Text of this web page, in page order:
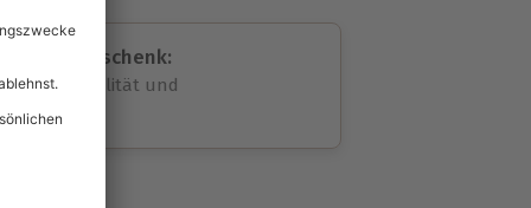
Geschenk:
volle Flexibilität und